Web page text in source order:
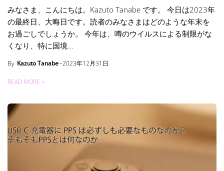
みなさま、こんにちは。Kazuto Tanabe です。 今日は2023年
の最終日、大晦日です。読者のみなさまはどのような年末を
お過ごしでしょうか。 今年は、噂のウイルスによる制限がな
くなり、特に国境...
By Kazuto Tanabe 2023年12月31日
READ MORE